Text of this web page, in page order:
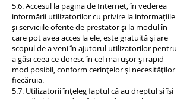
5.6. Accesul la pagina de Internet, în vederea
informării utilizatorilor cu privire la informațiile
și serviciile oferite de prestator și la modul în
care pot avea acces la ele, este gratuită și are
scopul de a veni în ajutorul utilizatorilor pentru
a găsi ceea ce doresc în cel mai ușor și rapid
mod posibil, conform cerințelor și necesităților
fiecăruia.
5.7. Utilizatorii înțeleg faptul că au dreptul și își